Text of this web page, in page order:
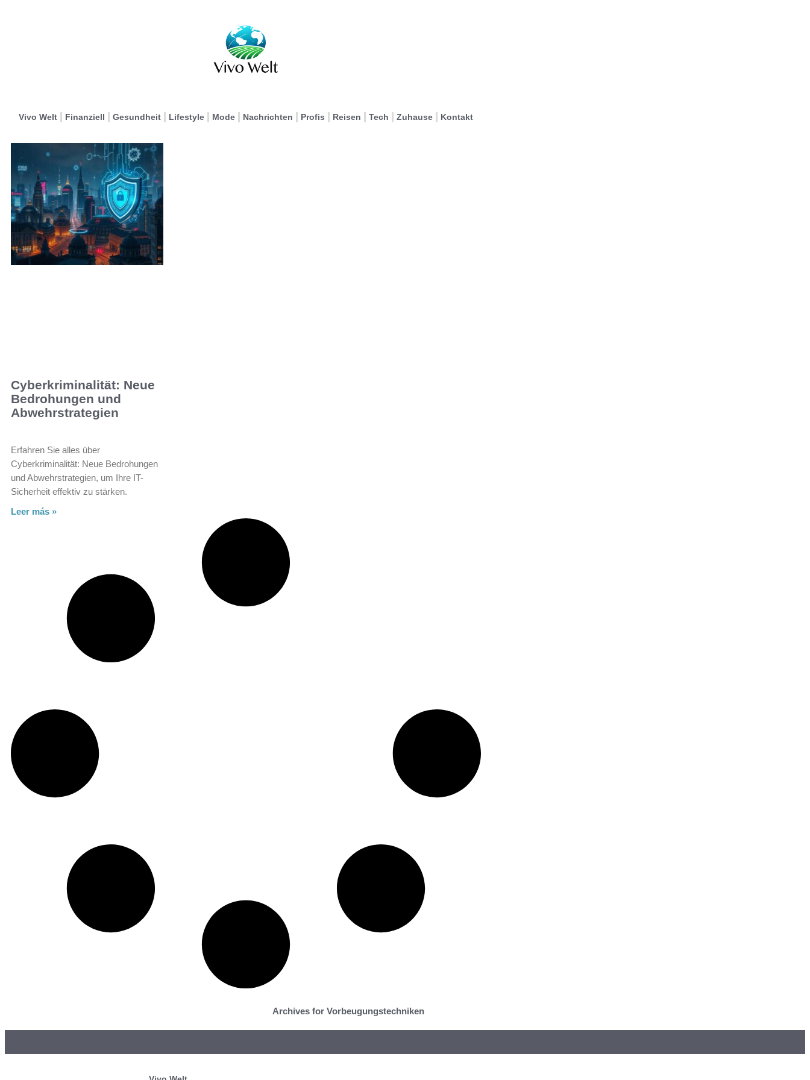
Vivo Welt Finanziell Gesundheit Lifestyle Mode Nachrichten Profis Reisen Tech Zuhause Kontakt
Cyberkriminalität: Neue
Bedrohungen und
Abwehrstrategien
Erfahren Sie alles über
Cyberkriminalität: Neue Bedrohungen
und Abwehrstrategien, um Ihre IT-
Sicherheit effektiv zu stärken.
Leer más »
Archives for Vorbeugungstechniken